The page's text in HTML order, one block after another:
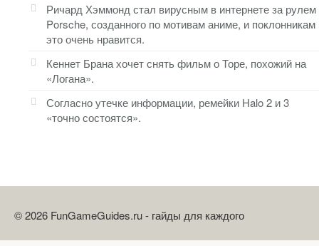
Ричард Хэммонд стал вирусным в интернете за рулем
Porsche, созданного по мотивам аниме, и поклонникам
это очень нравится.
Кеннет Брана хочет снять фильм о Торе, похожий на
«Логана».
Согласно утечке информации, ремейки Halo 2 и 3
«точно состоятся».
© 2026 FunGameGuides.ru - гайды для каждого